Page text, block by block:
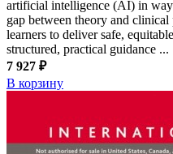
artificial intelligence (AI) in
gap between theory and
learners to deliver safe,
structured, practical guidance ...
7 927 ₽
В корзину